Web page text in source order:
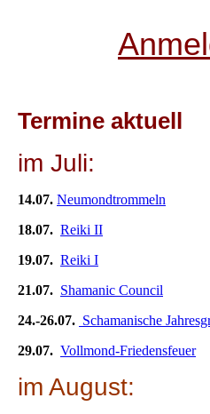
Termine aktuell
im Juli:
14.07. Neumondtrommeln
18.07. Reiki II
19.07. Reiki I
21.07. Shamanic Council
24.-26.07. Schamanische
29.07. Vollmond-Friedensfeuer
im August: